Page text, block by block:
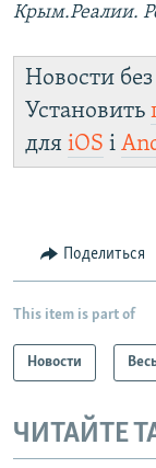
Крым.Реалии.
Новости
Установить
для iOS і
Поделиться
This item is part of
Новости
ЧИТАЙТЕ